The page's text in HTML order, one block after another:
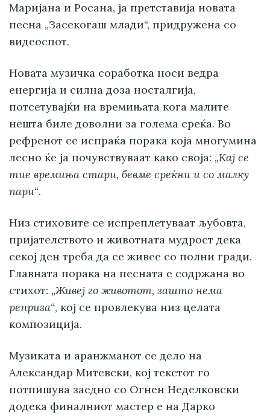
Маријана и Росана, ја претставија новата
песна „Засекогаш млади“, придружена со
видеоспот.
Новата музичка соработка носи ведра
енергија и силна доза носталгија,
потсетувајќи на времињата кога малите
нешта биле доволни за голема среќа. Во
рефренот се испраќа порака која многумина
лесно ќе ја почувствуваат како своја: „Кај се
тие времиња стари, бевме среќни и со малку
пари“.
Низ стиховите се испреплетуваат љубовта,
пријателството и животната мудрост дека
секој ден треба да се живее со полни гради.
Главната порака на песната е содржана во
стихот: „Живеј го животот, зашто нема
реприза“, кој се провлекува низ целата
композиција.
Музиката и аранжманот се дело на
Александар Митевски, кој текстот го
потпишува заедно со Огнен Неделковски
додека финалниот мастер е на Дарко